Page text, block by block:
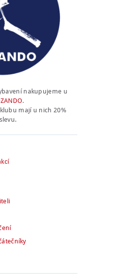
nakupujeme u
.
mají u nich 20%
slevu.